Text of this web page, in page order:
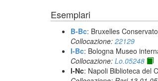
Esemplari
B-Bc: Bruxelles
Collocazione: 22129
I-Bc: Bologna Museo
Collocazione: Lo.05248
I-Nc: Napoli Biblioteca del